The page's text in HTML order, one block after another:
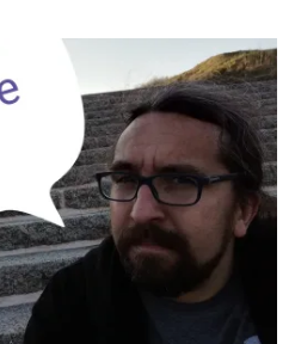
Pro
+
arrivent,
rendez
vous
en